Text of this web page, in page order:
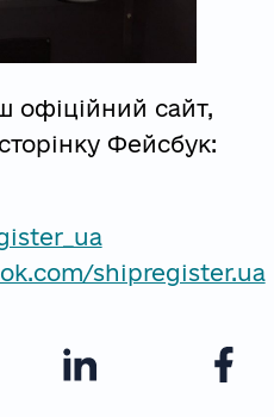
офіційний сайт,
Фейсбук:
shipregister.ua